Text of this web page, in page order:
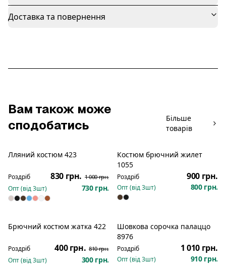
Доставка та повернення
Вам також може
сподобатись
Більше
товарів
Лляний костюм 423
Роздріб 830 грн. 1 000 грн.
Опт (від3шт) 730 грн.
Новинка
Костюм брючний жилет
1055
Роздріб 900 грн.
Опт (від3шт) 800 грн.
Брючний костюм жатка 422
Роздріб 400 грн. 810 грн.
Опт (від3шт) 300 грн.
Новинка
Шовкова сорочка палаццо
8976
Роздріб 1 010 грн.
Опт (від3шт) 910 грн.